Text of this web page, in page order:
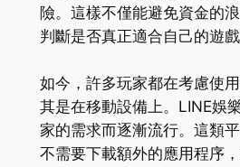
險。這樣不僅能避免資金的
判斷是否真正適合自己的遊戲
如今，許多玩家都在考慮使
其是在移動設備上。LINE娛
家的需求而逐漸流行。這類
不需要下載額外的應用程序